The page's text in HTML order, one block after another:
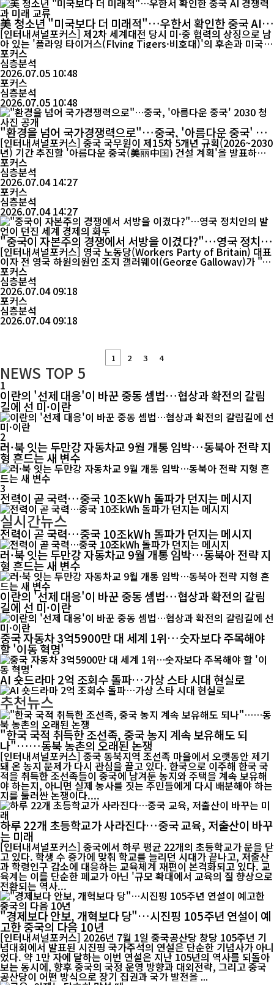
美 청소년 "미국보다 더 미래적"…우한서 확인한 중국 AI
경쟁력과 미래 교류
[인터내셔널포커스] 제2차 세계대전 당시 미·중 협력의 상징으로 남
아 있는 '플라잉 타이거스(Flying Tigers·비호대)'의 후손과 미국
청소년들이 중국 후베이성 우한을 찾아 첨단기술과 전통문화를 체험
하며 미래 세대 교류의 의미를 되새겼다. 전쟁 속 우정으로 시작된
인연이 인공지능(AI)과 로봇, 첨단 교통기술을 매개로 새로운 협력
의 가능성을 모색하는 장으로 이어졌다는 점에서 이번 방문은 주...
포커스
심층분석
2026.07.05 10:48
포커스
심층분석
2026.07.05 10:48
"환경을 넘어 국가경쟁력으로"…중국, '아름다운 중국' 20
30 청사진 공개
[인터내셔널포커스] 중국 국무원이 제15차 5개년 규획(2026~2030
년) 기간 추진할 '아름다운 중국(美丽中国) 건설 계획'을 발표하며
향후 5년간의 환경·기후·산업 정책 청사진을 제시했다. 이번 계획은
생태환경 개선을 넘어 경제구조 전환과 산업 경쟁력 강화, 탄소중립
기반 구축을 함께 추진하는 국가 발전 전략이라는 점에서 주목된다.
이번 계획이 발표된 시점도 의미가 크다. 중국은 제15차 5개년 규획
을 통...
포커스
심층분석
2026.07.04 14:27
포커스
심층분석
2026.07.04 14:27
"중국이 자본주의 경쟁에서 서방을 이겼다?"…영국 정치인
의 발언이 던진 세계 경제의 화두
[인터내셔널포커스] 영국 노동당(Workers Party of Britain) 대표
이자 전 영국 하원의원인 조지 갤러웨이(George Galloway)가 "중
국은 자본주의 경쟁에서 이미 서방을 앞섰다"고 주장하면서 세계 경
제를 바라보는 시각을 둘러싼 논쟁에 다시 불을 붙였다. 그는 러시아
스푸트니크통신과의 인터뷰에서 "서방이 중국을 비판하는 이유는
결국 중국이 자본주의를 더 잘하고 있기 때문"이라며 "영국도 중국
의 경제 발전 방식에서 ...
포커스
심층분석
2026.07.04 09:18
포커스
심층분석
2026.07.04 09:18
1 2 3 4
NEWS TOP 5
1
이란의 '선제 대응'이 바꾼 중동 셈법…협상과 확전의 갈림
길에 선 미·이란
2
러·북 잇는 두만강 자동차교 9월 개통 임박…동북아 전략 지
형 흔드는 새 변수
3
전력이 곧 국력…중국 10조kWh 돌파가 던지는 메시지
실시간뉴스
전력이 곧 국력…중국 10조kWh 돌파가 던지는 메시지
러·북 잇는 두만강 자동차교 9월 개통 임박…동북아 전략 지
형 흔드는 새 변수
이란의 '선제 대응'이 바꾼 중동 셈법…협상과 확전의 갈림
길에 선 미·이란
중국 자동차 3억5900만 대 세계 1위…숫자보다 주목해야
할 '이동 혁명'
AI 숏드라마 2억 조회수 돌파…가상 스타 시대 현실로
추천뉴스
"한국 국적 취득한 조선족, 중국 농지 계속 보유해도 되
나"……동북 농촌의 오래된 논쟁
[인터내셔널포커스] 중국 동북지역 조선족 마을에서 오랫동안 제기
돼 온 농지 문제가 다시 관심을 끌고 있다. 한국으로 이주해 한국 국
적을 취득한 조선족들이 중국에 남겨둔 농지와 주택을 계속 보유해
야 하는지, 아니면 실제 농사를 짓는 주민들에게 다시 배분해야 하는
지를 둘러싼 논쟁이다....
하루 22개 초등학교가 사라진다…중국 교육, 저출산이 바꾸
는 미래
[인터내셔널포커스] 중국에서 하루 평균 22개의 초등학교가 문을 닫
고 있다. 학생 수 증가에 맞춰 학교를 늘리던 시대가 끝나고, 저출산
과 학령인구 감소에 대응하는 교육체계 재편이 본격화되고 있다. 교
육계는 이를 단순한 폐교가 아닌 '규모 확대에서 교육의 질 향상으로
전환되는 역사...
"경제보다 안보, 개혁보다 당"…시진핑 105주년 연설이 예
고한 중국의 다음 10년
[인터내셔널포커스] 2026년 7월 1일 중국공산당 창당 105주년 기
념대회에서 발표된 시진핑 국가주석의 연설은 단순한 기념사가 아니
었다. 약 1만 자에 달하는 이번 연설은 지난 105년의 역사를 되돌아
보는 동시에, 향후 중국의 국정 운영 방향과 대외전략, 그리고 중국
공산당이 어떤 방식으로 장기 집권과 국가 발전을 ...